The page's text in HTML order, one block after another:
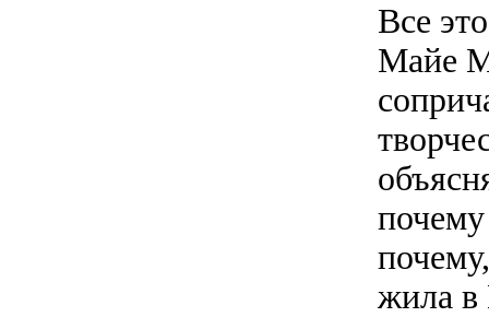
Все
Майе
жила в